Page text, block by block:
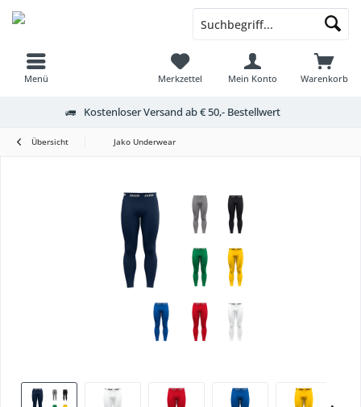
Menü Warenkorb
Merkzettel Mein Konto
Kostenloser Versand ab € 50,- Bestellwert
Übersicht Jako Underwear